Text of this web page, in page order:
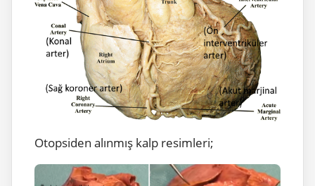
Otopsiden alınmış kalp resimleri;